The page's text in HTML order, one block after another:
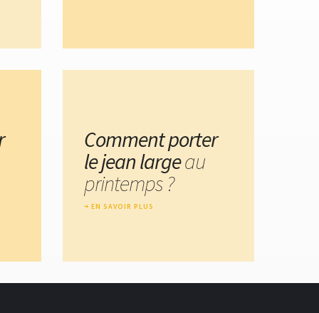
Comment porter
le jean largeau
printemps ?
EN SAVOIR PLUS